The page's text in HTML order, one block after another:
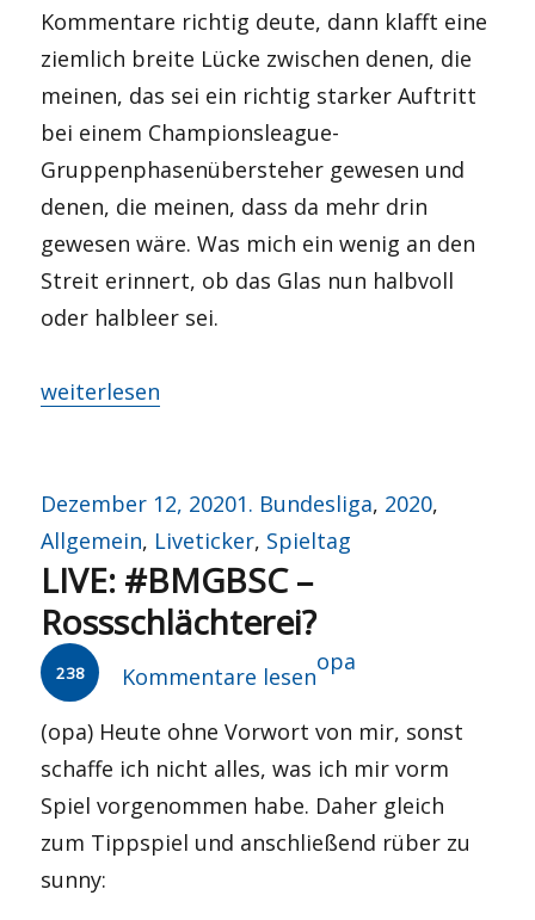
Kommentare richtig deute, dann klafft eine
ziemlich breite Lücke zwischen denen, die
meinen, das sei ein richtig starker Auftritt
bei einem Championsleague-
Gruppenphasenübersteher gewesen und
denen, die meinen, dass da mehr drin
gewesen wäre. Was mich ein wenig an den
Streit erinnert, ob das Glas nun halbvoll
oder halbleer sei.
„Glas halbvoll oder halbleer?“
weiterlesen
Veröffentlicht
am
Dezember 12, 2020Kategorien
1. Bundesliga, 2020,
Allgemein, Liveticker, Spieltag
LIVE: #BMGBSC –
Rossschlächterei?
238 Kommentare lesen
Autor
opa
(opa) Heute ohne Vorwort von mir, sonst
schaffe ich nicht alles, was ich mir vorm
Spiel vorgenommen habe. Daher gleich
zum Tippspiel und anschließend rüber zu
sunny: